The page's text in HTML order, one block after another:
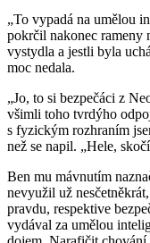
„To vypadá na umělou
pokrčil nakonec rameny
vystydla a jestli byla
moc nedala.
„Jo, to si bezpečáci z
všimli toho tvrdýho
s fyzickým rozhraním
než se napil. „Hele,
Ben mu mávnutím
nevyužil už
pravdu, respektive
vydával za umělou